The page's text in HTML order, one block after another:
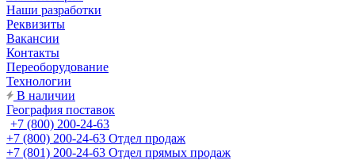
Наши разработки
Реквизиты
Вакансии
Контакты
Переоборудование
Технологии
В наличии
География поставок
+7 (800) 200-24-63
+7 (800) 200-24-63 Отдел продаж
+7 (801) 200-24-63 Отдел прямых продаж